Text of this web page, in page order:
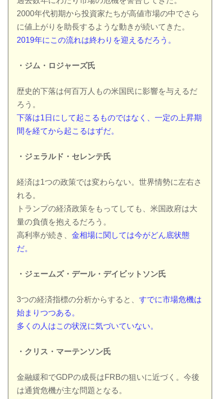
2000年代初期から投資家たちが高値市場の中でさら
に値上がりを助長するような動きが続いてきた。
2019年にこの流れは終わりを迎えるだろう。
・ジム・ロジャーズ氏
歴史的下落は何百万人もの米国民に影響を与えるだ
ろう。
下落は1日にして起こるものではなく、一定の上昇期
間を経てから起こるはずだ。
・ジェラルド・セレンテ氏
経済は1つの政策では変わらない。世界情勢に左右さ
れる。
トランプの経済政策をもってしても、米国政府は大
量の負債を抱えるだろう。
高利率が続き、金相場に関しては今がどん底状態
だ。
・ジェームズ・デール・デイビットソン氏
3つの経済指標の分析からすると、すでに市場危機は
始まりつつある。
多くの人はこの状況に気づいていない。
・クリス・マーテンソン氏
金融緩和でGDPの成長はFRBの狙いに近づく。今後
は通貨危機が主な問題となる。